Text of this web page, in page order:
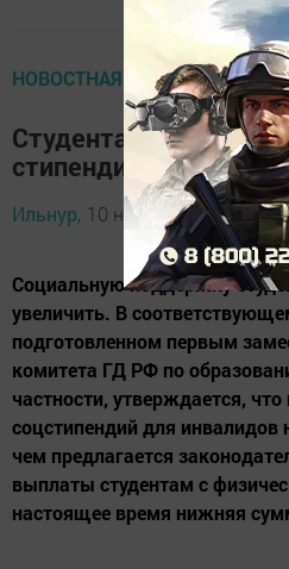
НОВОСТНАЯ ЛЕНТА
Студентам-
стипендии в 1,5 раза
Ильнур, 10 ноября 2014 - 04:44
Социальную поддержку
увеличить. В
подготовленном первым
комитета ГД РФ по
частности, утверждается,
соцстипендий для инвалидов
чем предлагается
выплаты студентам с
настоящее время нижняя